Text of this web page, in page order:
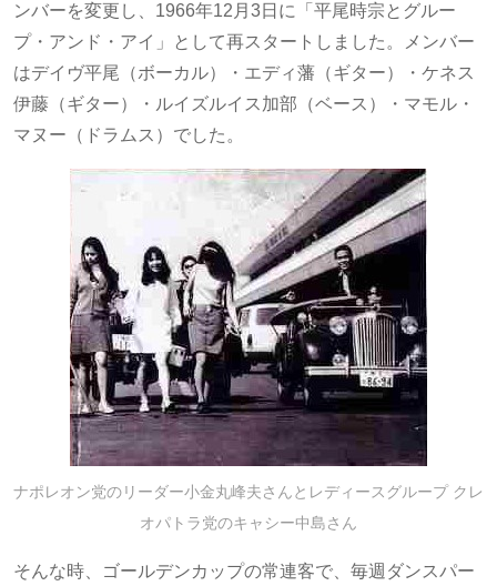
ンバーを変更し、1966年12月3日に「平尾時宗とグルー
プ・アンド・アイ」として再スタートしました。メンバー
はデイヴ平尾（ボーカル）・エディ藩（ギター）・ケネス
伊藤（ギター）・ルイズルイス加部（ベース）・マモル・
マヌー（ドラムス）でした。
ナポレオン党のリーダー小金丸峰夫さんとレディースグループ クレ
オパトラ党のキャシー中島さん
そんな時、ゴールデンカップの常連客で、毎週ダンスパー